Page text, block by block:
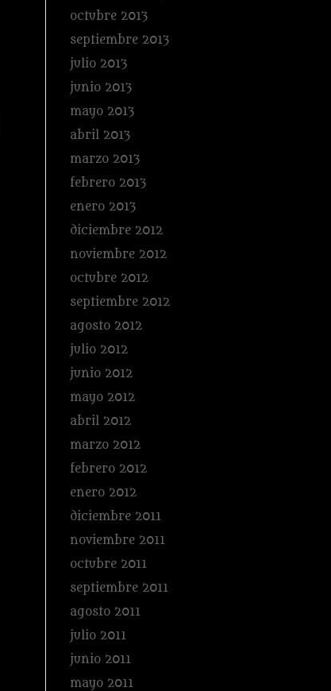
octubre 2013
septiembre 2013
julio 2013
junio 2013
mayo 2013
abril 2013
marzo 2013
febrero 2013
enero 2013
diciembre 2012
noviembre 2012
octubre 2012
septiembre 2012
agosto 2012
julio 2012
junio 2012
mayo 2012
abril 2012
marzo 2012
febrero 2012
enero 2012
diciembre 2011
noviembre 2011
octubre 2011
septiembre 2011
agosto 2011
julio 2011
junio 2011
mayo 2011